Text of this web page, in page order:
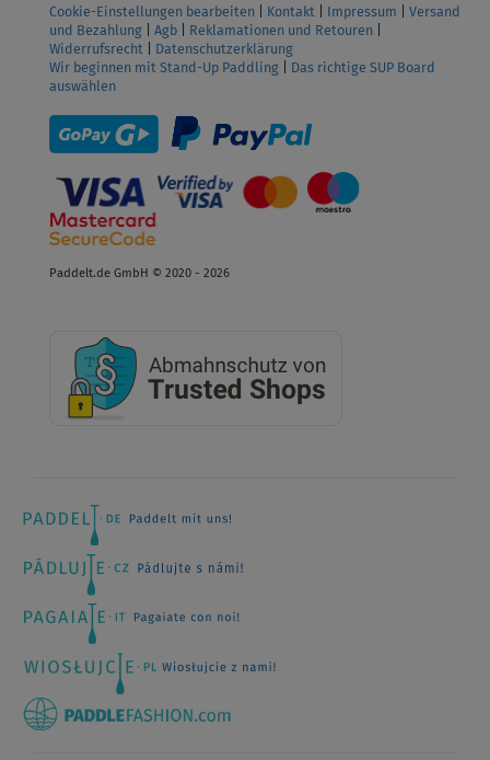
Cookie-Einstellungen bearbeiten Kontakt Impressum
Versand
und Bezahlung
Agb Reklamationen und Retouren
Widerrufsrecht
Datenschutzerklärung
Wir beginnen mit Stand-Up Paddling
Das richtige SUP Board
auswählen
Paddelt.de GmbH © 2020 - 2026